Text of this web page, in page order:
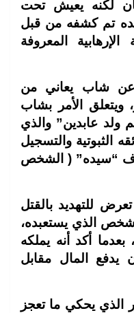
لكنه يعيش تحت
تم كشفه من قبل
المعروفة
شاب يعاني من
ويتعلق الأمر بشاب
ولد عابدين” والذي
الثبوتية والتسجيل
“سيده” ( الشخص
للتهديد بالقتل
الذي يستعبده،
أكد أنه يملكه
يدفع المال مقابل
الذي يحكي ما تعجز